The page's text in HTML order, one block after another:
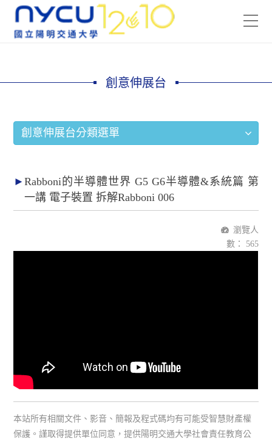
創意伸展台
創意伸展台分類選單
Rabboni的半導體世界 G5 G6半導體&系統篇 第
一講 電子裝置 拆解Rabboni 006
瀏覽人
數： 565
本站所有相關文件、影音、簡報及程式碼均有可能受智慧財產權
保護。謹取得提供單位同意，提供陽明交通大學社會責任教育公